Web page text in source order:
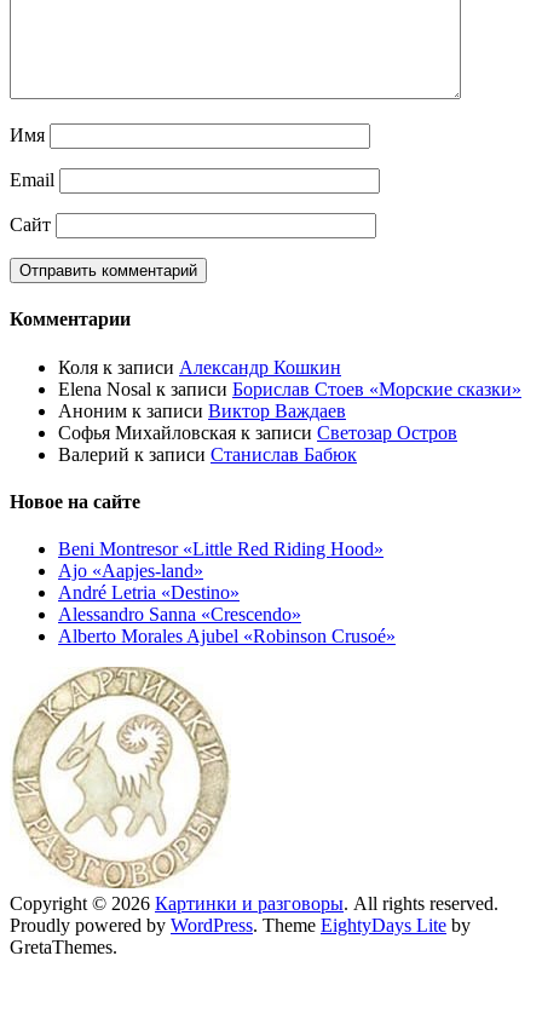
Имя
Email
Сайт
Комментарии
Коля к записи Александр Кошкин
Elena Nosal к записи Борислав Стоев «Морские сказки»
Аноним к записи Виктор Важдаев
Софья Михайловская к записи Светозар Остров
Валерий к записи Станислав Бабюк
Новое на сайте
Beni Montresor «Little Red Riding Hood»
Ajo «Aapjes-land»
André Letria «Destino»
Alessandro Sanna «Crescendo»
Alberto Morales Ajubel «Robinson Crusoé»
Copyright © 2026 Картинки и разговоры. All rights reserved.
Proudly powered by WordPress. Theme EightyDays Lite by
GretaThemes.